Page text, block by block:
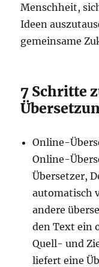
Menschheit,
Ideen
gemeinsame
7 Schritte
Online-
Online-
Übersetzer,
automatisch
andere
den Text ein
Quell- und
liefert eine